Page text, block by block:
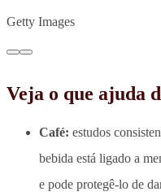
Getty Images
Veja o que ajuda
Café: estudos
bebida está ligado a
e pode protegê-lo de